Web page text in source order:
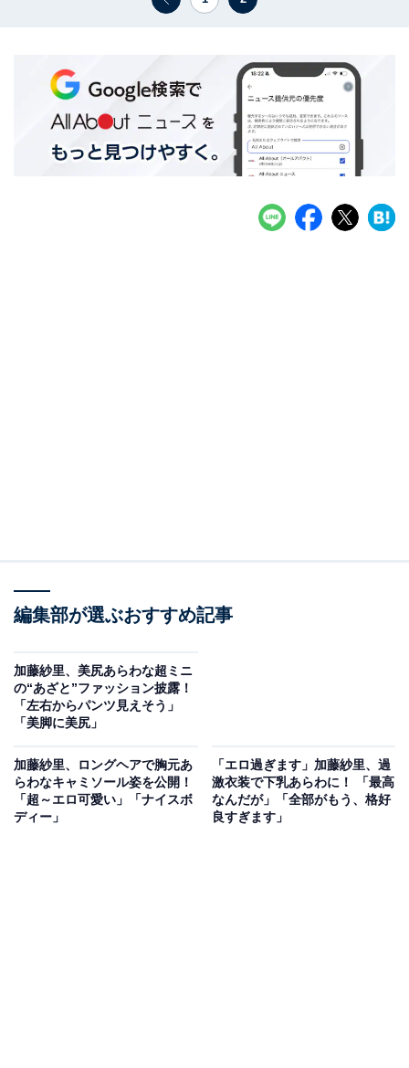
編集部が選ぶおすすめ記事
加藤紗里、美尻あらわな超ミニ
の“あざと”ファッション披露！
「左右からパンツ見えそう」
「美脚に美尻」
加藤紗里、ロングヘアで胸元あ
らわなキャミソール姿を公開！
「超～エロ可愛い」「ナイスボ
ディー」
「エロ過ぎます」加藤紗里、過
激衣装で下乳あらわに！ 「最高
なんだが」「全部がもう、格好
良すぎます」